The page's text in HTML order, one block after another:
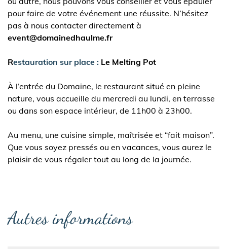
pour faire de votre événement une réussite. N’hésitez
pas à nous contacter directement à
event@domainedhaulme.fr
Restauration sur place : Le Melting Pot
À l’entrée du Domaine, le restaurant situé en pleine
nature, vous accueille du mercredi au lundi, en terrasse
ou dans son espace intérieur, de 11h00 à 23h00.
Au menu, une cuisine simple, maîtrisée et “fait maison”.
Que vous soyez pressés ou en vacances, vous aurez le
plaisir de vous régaler tout au long de la journée.
Autres informations